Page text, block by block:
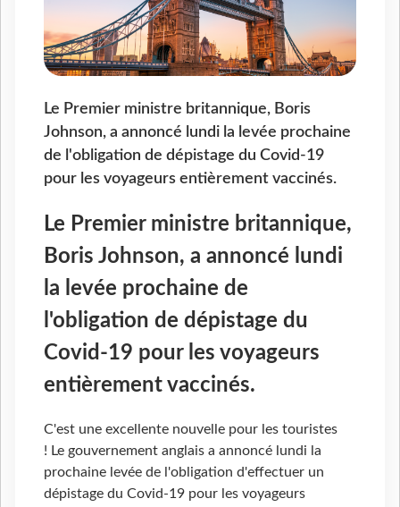
Le Premier ministre britannique, Boris
Johnson, a annoncé lundi la levée prochaine
de l'obligation de dépistage du Covid-19
pour les voyageurs entièrement vaccinés.
Le Premier ministre britannique,
Boris Johnson, a annoncé lundi
la levée prochaine de
l'obligation de dépistage du
Covid-19 pour les voyageurs
entièrement vaccinés.
C'est une excellente nouvelle pour les touristes
! Le gouvernement anglais a annoncé lundi la
prochaine levée de l'obligation d'effectuer un
dépistage du Covid-19 pour les voyageurs